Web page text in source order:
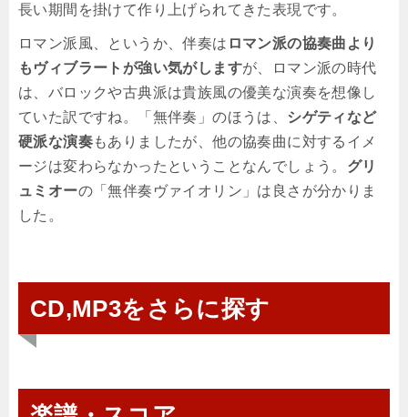
長い期間を掛けて作り上げられてきた表現です。
ロマン派風、というか、伴奏は ロマン派の協奏曲より
もヴィブラートが強い気がしますが、ロマン派の時代
は、バロックや古典派は貴族風の優美な演奏を想像し
ていた訳ですね。「無伴奏」のほうは、 シゲティなど
硬派な演奏もありましたが、他の協奏曲に対するイメ
ージは変わらなかったということなんでしょう。 グリ
ュミオーの「無伴奏ヴァイオリン」は良さが分かりま
した。
CD,MP3をさらに探す